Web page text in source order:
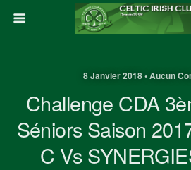
8 Janvier 2018 • Aucun
Challenge CDA
Séniors Saison
C Vs